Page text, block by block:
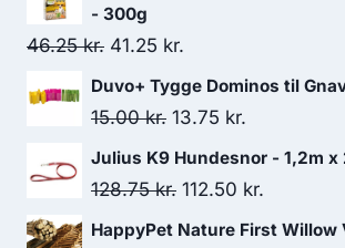
- 300g
46.25kr. Den
oprindelige
pris
46.25 kr..
41.25 kr.
aktuelle
pris
41.25 kr..
Duvo+ Tygge Dominos til
15.00kr. Den
oprindelige
pris
13.75 kr.
aktuelle
pris
Julius K9 Hundesnor - 1,2m x
128.75kr. Den
oprindelige
112.50 kr.
aktuelle
HappyPet Nature First